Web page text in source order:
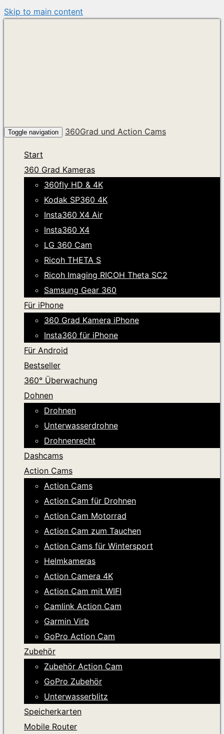
Skip to main content
Toggle navigation 360Grad und Action Cams
Start
360 Grad Kameras
360fly HD & 4K
Kodak SP360 4K
Insta360 X4 Air
Insta360 X4
LG 360 Cam
Ricoh THETA S
Ricoh Imaging RICOH Theta SC2
Samsung Gear 360
Für iPhone
360 Grad Kamera iPhone
Insta360 für iPhone
Für Android
Bestseller
360° Überwachung
Dohnen
Drohnen
Unterwasserdrohne
Drohnenrecht
Dashcams
Action Cams
Action Cams
Action Cam für Drohnen
Action Cam Motorrad
Action Cam zum Tauchen
Action Cams für Wintersport
Helmkameras
Action Camera 4K
Action Cam mit WIFI
Camlink Action Cam
Garmin Virb
GoPro Action Cam
Zubehör
Zubehör Action Cam
GoPro Zubehör
Unterwasserblitz
Speicherkarten
Mobile Router